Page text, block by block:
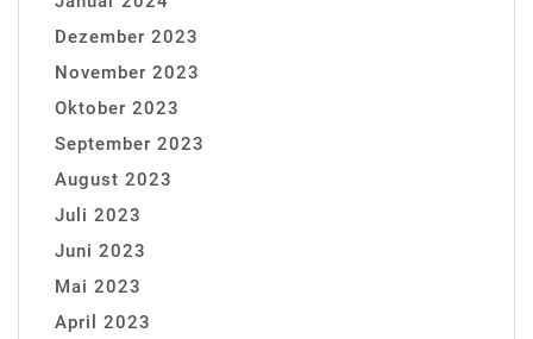
Dezember 2023
November 2023
Oktober 2023
September 2023
August 2023
Juli 2023
Juni 2023
Mai 2023
April 2023